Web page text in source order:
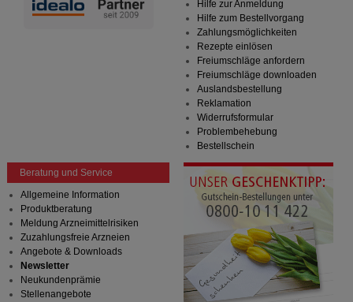
Hilfe zur Anmeldung
Hilfe zum Bestellvorgang
Zahlungsmöglichkeiten
Rezepte einlösen
Freiumschläge anfordern
Freiumschläge downloaden
Auslandsbestellung
Reklamation
Widerrufsformular
Problembehebung
Bestellschein
Beratung und Service
Allgemeine Information
Produktberatung
Meldung Arzneimittelrisiken
Zuzahlungsfreie Arzneien
Angebote & Downloads
Newsletter
Neukundenprämie
Stellenangebote